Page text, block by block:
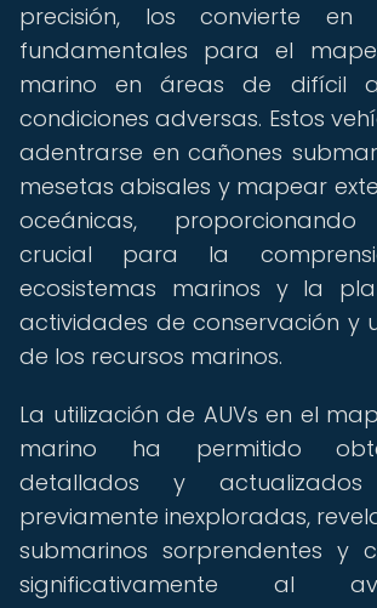
precisión, los convierte en
fundamentales para el
marino en áreas de difícil
condiciones adversas. Estos
adentrarse en cañones
mesetas abisales y mapear
oceánicas, proporcionando
crucial para la
ecosistemas marinos y la
actividades de conservación y
de los recursos marinos.
La utilización de AUVs en el
marino ha permitido
detallados y
previamente inexploradas,
submarinos sorprendentes y
significativamente al